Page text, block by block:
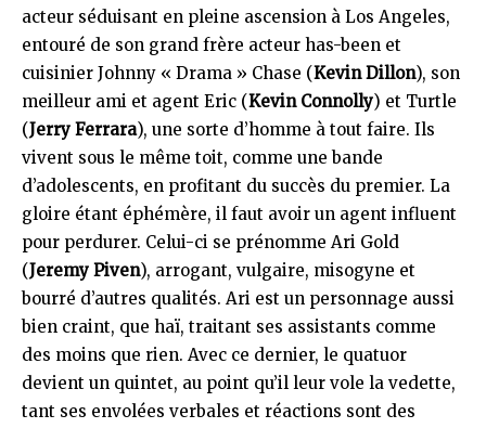
acteur séduisant en pleine ascension à Los Angeles,
entouré de son grand frère acteur has-been et
cuisinier Johnny « Drama » Chase (Kevin Dillon), son
meilleur ami et agent Eric (Kevin Connolly) et Turtle
(Jerry Ferrara), une sorte d’homme à tout faire. Ils
vivent sous le même toit, comme une bande
d’adolescents, en profitant du succès du premier. La
gloire étant éphémère, il faut avoir un agent influent
pour perdurer. Celui-ci se prénomme Ari Gold
(Jeremy Piven), arrogant, vulgaire, misogyne et
bourré d’autres qualités. Ari est un personnage aussi
bien craint, que haï, traitant ses assistants comme
des moins que rien. Avec ce dernier, le quatuor
devient un quintet, au point qu’il leur vole la vedette,
tant ses envolées verbales et réactions sont des